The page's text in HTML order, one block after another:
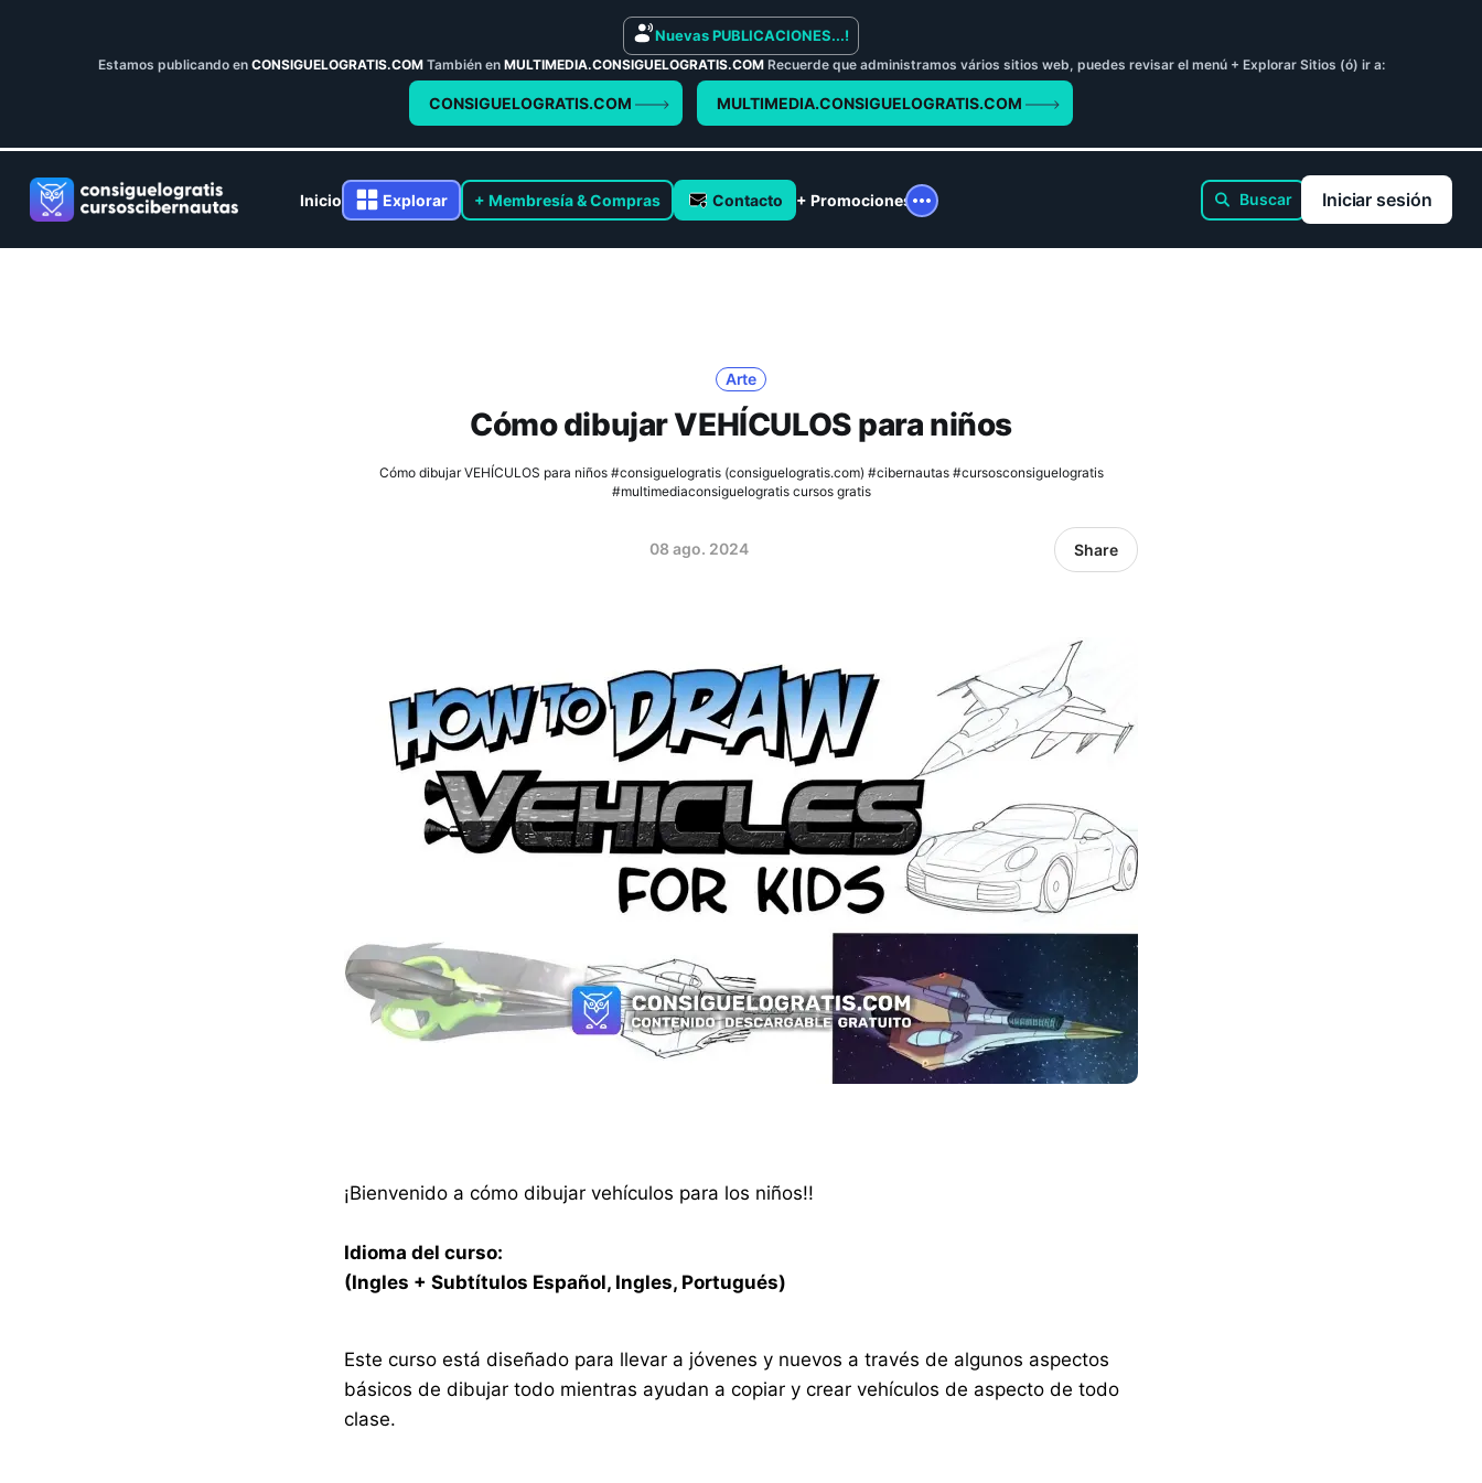
Nuevas PUBLICACIONES...!
Estamos publicando en CONSIGUELOGRATIS.COMTambién en MULTIMEDIA.CONSIGUELOGRATIS.COMRecuerde que administramos vários sitios web, puedes revisar el menú + Explorar Sitios (ó) ir a:
CONSIGUELOGRATIS.COM MULTIMEDIA.CONSIGUELOGRATIS.COM
Inicio Explorar + Membresía & Compras Contacto + Promociones Iniciar sesión
Arte
Cómo dibujar VEHÍCULOS para niños
Cómo dibujar VEHÍCULOS para niños #consiguelogratis (consiguelogratis.com) #cibernautas #cursosconsiguelogratis
#multimediaconsiguelogratis cursos gratis
08 ago. 2024 Share
¡Bienvenido a cómo dibujar vehículos para los niños!!
Idioma del curso:
(Ingles + Subtítulos Español, Ingles, Portugués)
Este curso está diseñado para llevar a jóvenes y nuevos a través de algunos aspectos
básicos de dibujar todo mientras ayudan a copiar y crear vehículos de aspecto de todo
clase.